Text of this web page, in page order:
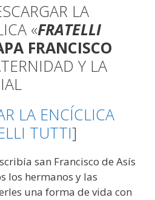
LA
«FRATELLI
FRANCISCO
Y LA
LA ENCÍCLICA
TUTTI]
san Francisco de Asís
los hermanos y las
una forma de vida con